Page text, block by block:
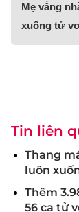
Mẹ vắng
xuống tử
Tin liên
Thang
luôn
Thêm
56 ca tử